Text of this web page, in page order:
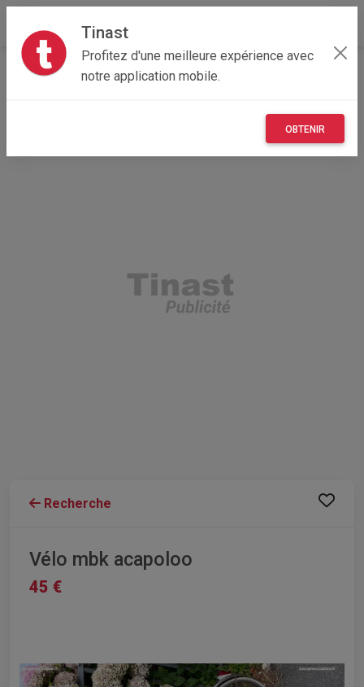
Tinast
Profitez d'une meilleure expérience avec
notre application mobile.
OBTENIR
Accueil Loisirs Normandie
50 - Manche
Recherche
Vélo mbk acapoloo
45 €